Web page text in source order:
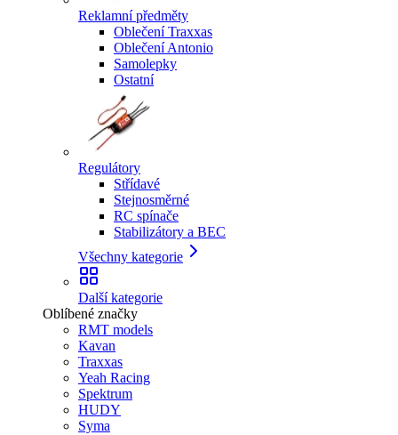
Reklamní předměty
Oblečení Traxxas
Oblečení Antonio
Samolepky
Ostatní
Regulátory
Střídavé
Stejnosměrné
RC spínače
Stabilizátory a BEC
Všechny kategorie
Další kategorie
Oblíbené značky
RMT models
Kavan
Traxxas
Yeah Racing
Spektrum
HUDY
Syma